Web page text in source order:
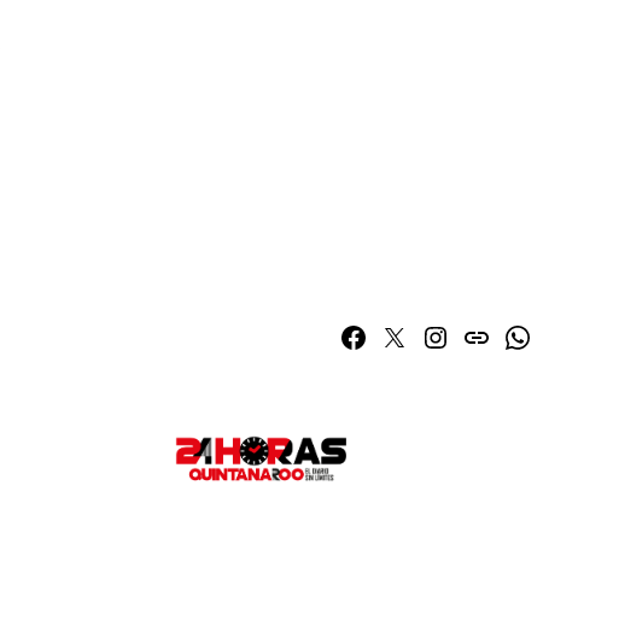
Facebook
TwitterInstagram
issuuWhatsapp